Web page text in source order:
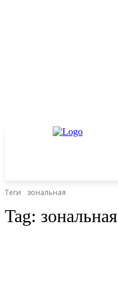
Теги зональная
Tag: зональная